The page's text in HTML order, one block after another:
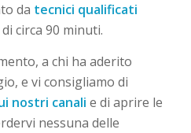
da tecnici qualificati
circa 90 minuti.
a chi ha aderito
e vi consigliamo di
nostri canali e di aprire le
nessuna delle